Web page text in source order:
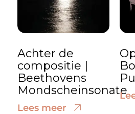
Achter de
compositie |
Beethovens
Mondscheinsonate
Lees meer